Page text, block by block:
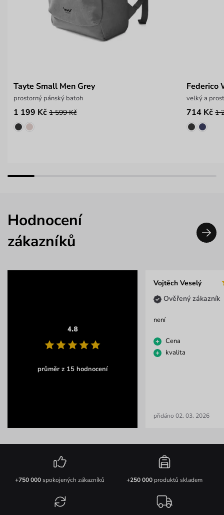
Tayte Small Men Grey
prostorný pánský batoh
1 199 Kč 1 599 Kč
Federico
velký a
714 Kč 1
Hodnocení
zákazníků
4.8
průměr z 15 hodnocení
Vojtěch Veselý
Ověřený zákazník
není
Cena
kvalita
přidáno 02. 03. 2026
+750 000spokojených zákazníků +250 000produktů skladem